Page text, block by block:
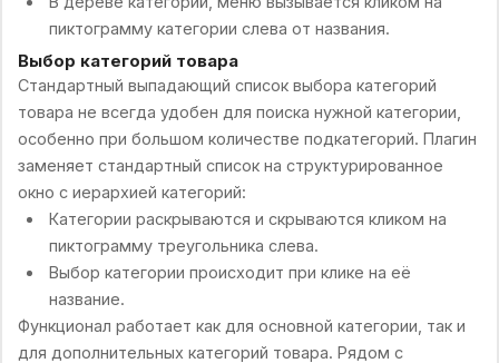
пиктограмму категории слева от названия.
Выбор категорий товара
Стандартный выпадающий список выбора категорий
товара не всегда удобен для поиска нужной категории,
особенно при большом количестве подкатегорий. Плагин
заменяет стандартный список на структурированное
окно с иерархией категорий:
Категории раскрываются и скрываются кликом на
пиктограмму треугольника слева.
Выбор категории происходит при клике на её
название.
Функционал работает как для основной категории, так и
для дополнительных категорий товара. Рядом с